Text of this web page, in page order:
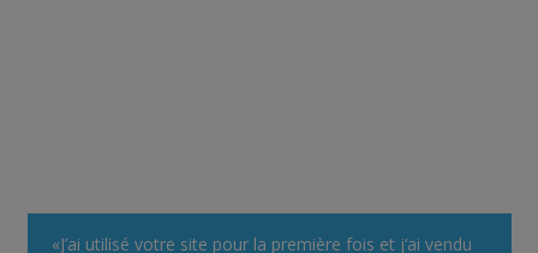
«J’ai utilisé votre site pour la première fois et j‘ai vendu